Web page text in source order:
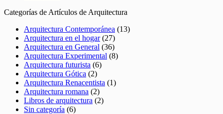
Categorías de Artículos de Arquitectura
Arquitectura Contemporánea (13)
Arquitectura en el hogar(27)
Arquitectura en General (36)
Arquitectura Experimental (8)
Arquitectura futurista (6)
Arquitectura Gótica (2)
Arquitectura Renacentista (1)
Arquitectura romana (2)
Libros de arquitectura (2)
Sin categoría (6)